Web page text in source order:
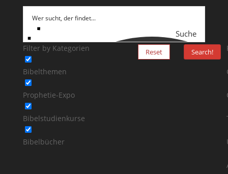
Suche
Filter by Kategorien
Bibelthemen
Prophetie-Expo
Bibelstudienkurse
Bibelbücher
Reset Search!